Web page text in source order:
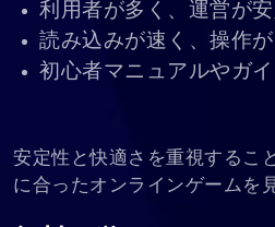
利用者が多く、運営が
読み込みが速く、操作
初心者マニュアルやガ
安定性と快適さを重視するこ
に合ったオンラインゲームを